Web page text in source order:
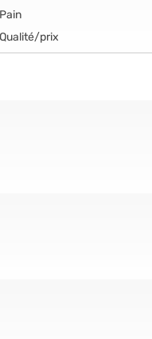
Pain
Qualité/prix